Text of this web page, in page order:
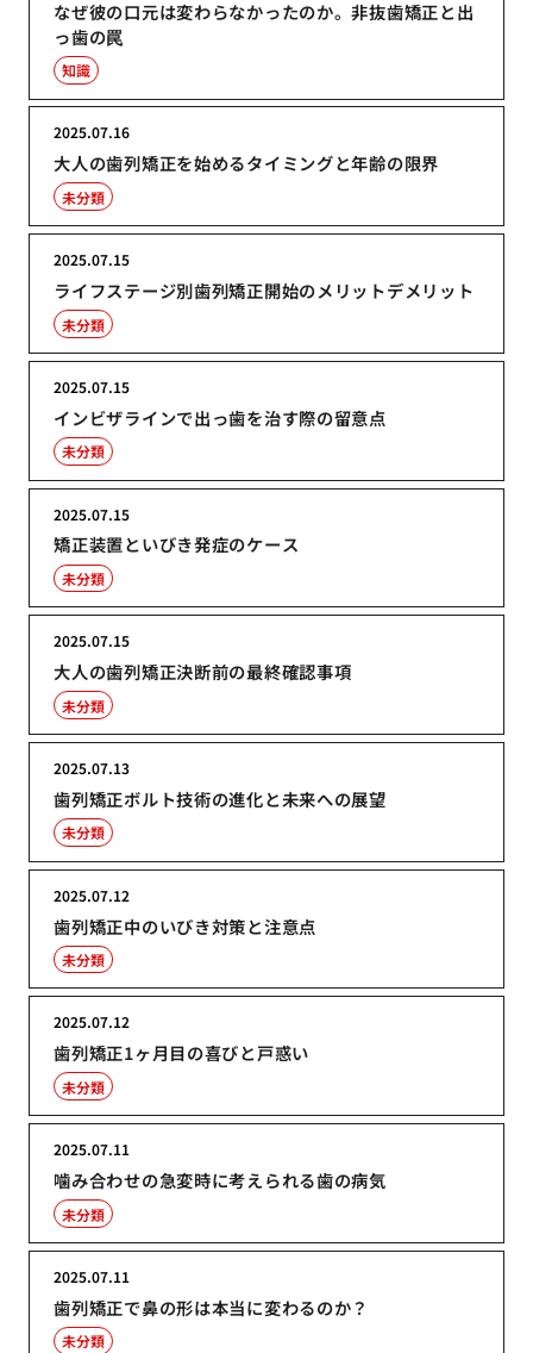
なぜ彼の口元は変わらなかったのか。非抜歯矯正と出
っ歯の罠
知識
大人の歯列矯正を始めるタイミングと年齢の限界
2025.07.16
未分類
ライフステージ別歯列矯正開始のメリットデメリット
2025.07.15
未分類
インビザラインで出っ歯を治す際の留意点
2025.07.15
未分類
矯正装置といびき発症のケース
2025.07.15
未分類
大人の歯列矯正決断前の最終確認事項
2025.07.15
未分類
歯列矯正ボルト技術の進化と未来への展望
2025.07.13
未分類
歯列矯正中のいびき対策と注意点
2025.07.12
未分類
歯列矯正1ヶ月目の喜びと戸惑い
2025.07.12
未分類
噛み合わせの急変時に考えられる歯の病気
2025.07.11
未分類
歯列矯正で鼻の形は本当に変わるのか？
2025.07.11
未分類